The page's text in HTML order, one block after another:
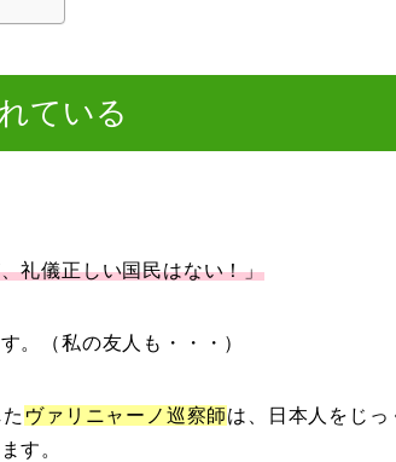
ている
礼儀正しい国民はない！」
。（私の友人も・・・）
ヴァリニャーノ巡察師は、日本人をじ
す。